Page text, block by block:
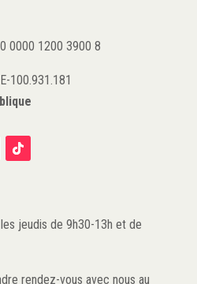
0000 1200 3900 8
100.931.181
jeudis de 9h30-13h et de
rendez-vous avec nous au